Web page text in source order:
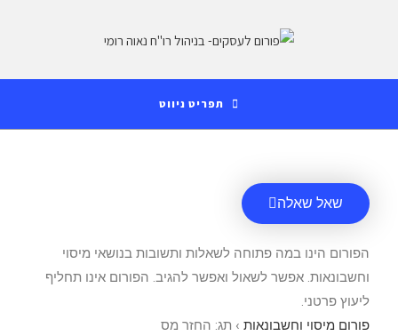
תפריט ניווט
שאל שאלה
הפורום הינו במה פתוחה לשאלות ותשובות בנושאי מיסוי
וחשבונאות. אפשר לשאול ואפשר להגיב. הפורום אינו תחליף
ליעוץ פרטני.
פורום מיסוי וחשבונאות › תג: החזר מס